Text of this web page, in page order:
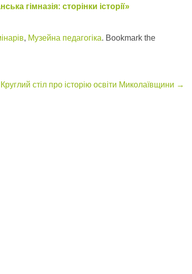
гімназія: сторінки історії»
, Музейна педагогіка. Bookmark the
Круглий стіл про історію освіти Миколаївщини →